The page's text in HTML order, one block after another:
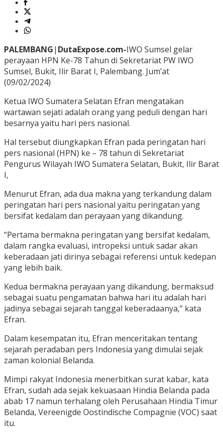
PALEMBANG| DutaExpose.com-IWO Sumsel gelar
perayaan HPN Ke-78 Tahun di Sekretariat PW IWO
Sumsel, Bukit, Ilir Barat I, Palembang. Jum’at
(09/02/2024)
Ketua IWO Sumatera Selatan Efran mengatakan
wartawan sejati adalah orang yang peduli dengan hari
besarnya yaitu hari pers nasional.
Hal tersebut diungkapkan Efran pada peringatan hari
pers nasional (HPN) ke – 78 tahun di Sekretariat
Pengurus Wilayah IWO Sumatera Selatan, Bukit, Ilir Barat
I,
Menurut Efran, ada dua makna yang terkandung dalam
peringatan hari pers nasional yaitu peringatan yang
bersifat kedalam dan perayaan yang dikandung.
“Pertama bermakna peringatan yang bersifat kedalam,
dalam rangka evaluasi, intropeksi untuk sadar akan
keberadaan jati dirinya sebagai referensi untuk kedepan
yang lebih baik.
Kedua bermakna perayaan yang dikandung, bermaksud
sebagai suatu pengamatan bahwa hari itu adalah hari
jadinya sebagai sejarah tanggal keberadaanya,” kata
Efran.
Dalam kesempatan itu, Efran menceritakan tentang
sejarah peradaban pers Indonesia yang dimulai sejak
zaman kolonial Belanda.
Mimpi rakyat Indonesia menerbitkan surat kabar, kata
Efran, sudah ada sejak kekuasaan Hindia Belanda pada
abab 17 namun terhalang oleh Perusahaan Hindia Timur
Belanda, Vereenigde Oostindische Compagnie (VOC) saat
itu.